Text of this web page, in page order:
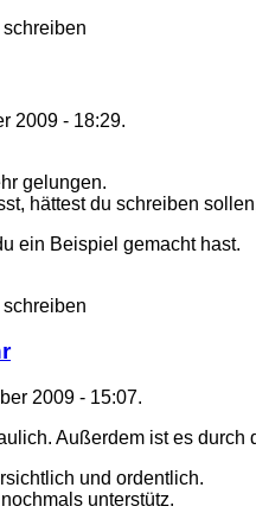
2009 - 18:29.
gelungen.
hättest du schreiben
ein Beispiel gemacht hast.
2009 - 15:07.
Außerdem ist es
und ordentlich.
unterstütz.